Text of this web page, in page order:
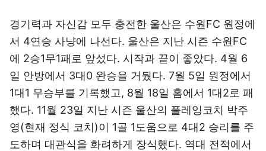
경기력과 자신감 모두 충전한 울산은 수원FC 원정에
서 4연승 사냥에 나선다. 울산은 지난 시즌 수원FC
에 2승1무1패로 앞섰다. 시작과 끝이 좋았다. 4월 6
일 안방에서 3대0 완승을 거뒀다. 7월 5일 원정에서
1대1 무승부를 기록했고, 8월 18일 홈에서 1대2로 패
했다. 11월 23일 지난 시즌 울산의 플레잉코치 박주
영(현재 정식 코치)이 1골 1도움으로 4대2 승리를 주
도하며 대관식을 화려하게 장식했다. 역대 전적에서